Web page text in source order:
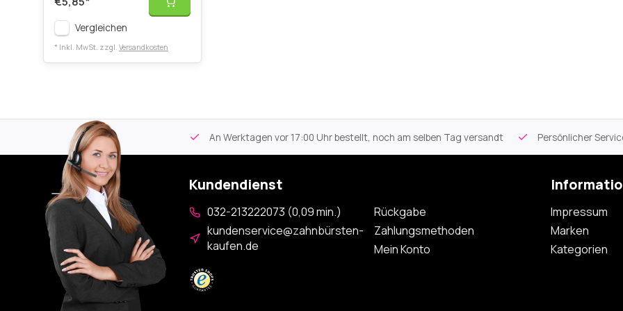
Vergleichen
* Inkl. MwSt. zzgl. Versandkosten
Kostenloser Versand An Werktagen vor 17:00 Uhr bestellt, noch am selben Tag versandt Persönlicher
Kundendienst
032-213222073 (0,09 min.)
kundenservice@zahnbürsten-
kaufen.de
Rückgabe
Zahlungsmethoden
Mein Konto
Impressum
Marken
Kategorien